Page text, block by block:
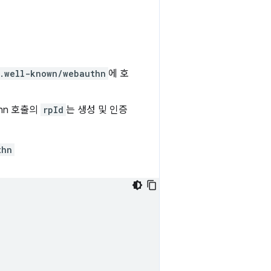
known/webauthn 에 호
호출의 rpId 는 생성 및 인증